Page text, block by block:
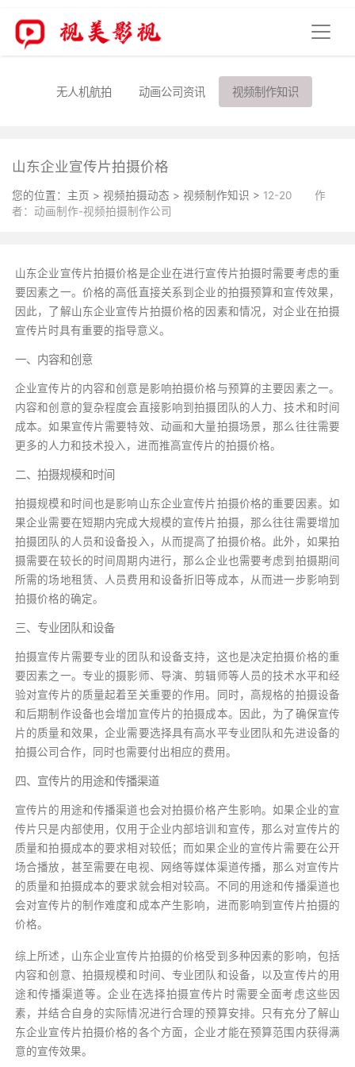
无人机航拍 动画公司资讯 视频制作知识
山东企业宣传片拍摄价格
您的位置： 主页 > 视频拍摄动态 > 视频制作知识 > 12-20
作
者：动画制作-视频拍摄制作公司
山东企业宣传片拍摄价格是企业在进行宣传片拍摄时需要考虑的重
要因素之一。价格的高低直接关系到企业的拍摄预算和宣传效果，
因此，了解山东企业宣传片拍摄价格的因素和情况，对企业在拍摄
宣传片时具有重要的指导意义。
一、内容和创意
企业宣传片的内容和创意是影响拍摄价格与预算的主要因素之一。
内容和创意的复杂程度会直接影响到拍摄团队的人力、技术和时间
成本。如果宣传片需要特效、动画和大量拍摄场景，那么往往需要
更多的人力和技术投入，进而推高宣传片的拍摄价格。
二、拍摄规模和时间
拍摄规模和时间也是影响山东企业宣传片拍摄价格的重要因素。如
果企业需要在短期内完成大规模的宣传片拍摄，那么往往需要增加
拍摄团队的人员和设备投入，从而提高了拍摄价格。此外，如果拍
摄需要在较长的时间周期内进行，那么企业也需要考虑到拍摄期间
所需的场地租赁、人员费用和设备折旧等成本，从而进一步影响到
拍摄价格的确定。
三、专业团队和设备
拍摄宣传片需要专业的团队和设备支持，这也是决定拍摄价格的重
要因素之一。专业的摄影师、导演、剪辑师等人员的技术水平和经
验对宣传片的质量起着至关重要的作用。同时，高规格的拍摄设备
和后期制作设备也会增加宣传片的拍摄成本。因此，为了确保宣传
片的质量和效果，企业需要选择具有高水平专业团队和先进设备的
拍摄公司合作，同时也需要付出相应的费用。
四、宣传片的用途和传播渠道
宣传片的用途和传播渠道也会对拍摄价格产生影响。如果企业的宣
传片只是内部使用，仅用于企业内部培训和宣传，那么对宣传片的
质量和拍摄成本的要求相对较低；而如果企业的宣传片需要在公开
场合播放，甚至需要在电视、网络等媒体渠道传播，那么对宣传片
的质量和拍摄成本的要求就会相对较高。不同的用途和传播渠道也
会对宣传片的制作难度和成本产生影响，进而影响到宣传片拍摄的
价格。
综上所述，山东企业宣传片拍摄的价格受到多种因素的影响，包括
内容和创意、拍摄规模和时间、专业团队和设备，以及宣传片的用
途和传播渠道等。企业在选择拍摄宣传片时需要全面考虑这些因
素，并结合自身的实际情况进行合理的预算安排。只有充分了解山
东企业宣传片拍摄价格的各个方面，企业才能在预算范围内获得满
意的宣传效果。